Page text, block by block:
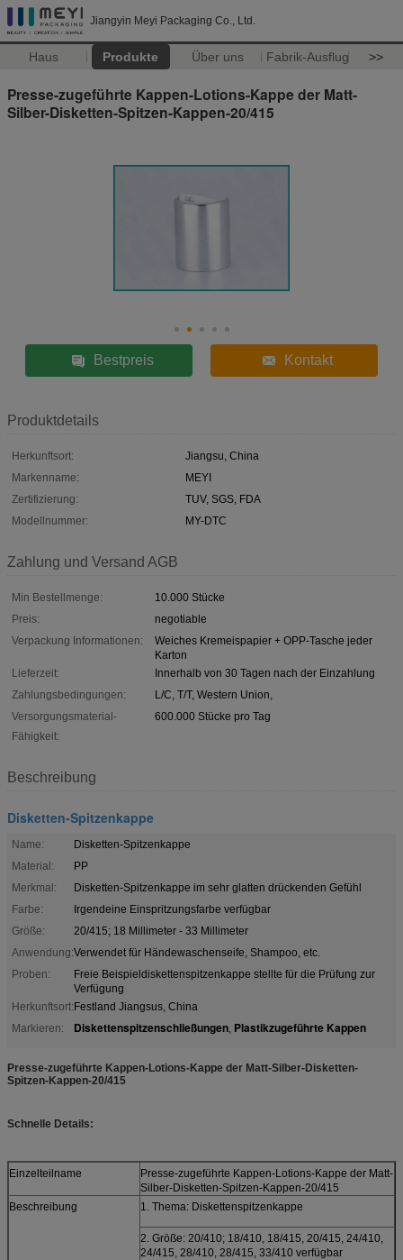
Jiangyin Meyi Packaging Co., Ltd.
Haus Produkte Über uns Fabrik-Ausflug >>
Presse-zugeführte Kappen-Lotions-Kappe der Matt-
Silber-Disketten-Spitzen-Kappen-20/415
Bestpreis Kontakt
Produktdetails
Herkunftsort:
Jiangsu, China
Markenname:
MEYI
Zertifizierung:
TUV, SGS, FDA
Modellnummer:
MY-DTC
Zahlung und Versand AGB
Min Bestellmenge:
10.000 Stücke
Preis:
negotiable
Verpackung Informationen:
Weiches Kremeispapier + OPP-Tasche jeder
Karton
Lieferzeit:
Innerhalb von 30 Tagen nach der Einzahlung
Zahlungsbedingungen:
L/C, T/T, Western Union,
Versorgungsmaterial-
Fähigkeit:
600.000 Stücke pro Tag
Beschreibung
Disketten-Spitzenkappe
Name:
Disketten-Spitzenkappe
Material:
PP
Merkmal:
Disketten-Spitzenkappe im sehr glatten drückenden Gefühl
Farbe:
Irgendeine Einspritzungsfarbe verfügbar
Größe:
20/415; 18 Millimeter - 33 Millimeter
Anwendung:Verwendet für Händewaschenseife, Shampoo, etc.
Proben:
Freie Beispieldiskettenspitzenkappe stellte für die Prüfung zur
Verfügung
Herkunftsort:Festland Jiangsus, China
Markieren:
Diskettenspitzenschließungen, Plastikzugeführte Kappen
Presse-zugeführte Kappen-Lotions-Kappe der Matt-Silber-Disketten-
Spitzen-Kappen-20/415
Schnelle Details:
Einzelteilname
Presse-zugeführte Kappen-Lotions-Kappe der Matt-
Silber-Disketten-Spitzen-Kappen-20/415
Beschreibung
1. Thema: Diskettenspitzenkappe
2. Größe: 20/410; 18/410, 18/415, 20/415, 24/410,
24/415, 28/410, 28/415, 33/410 verfügbar